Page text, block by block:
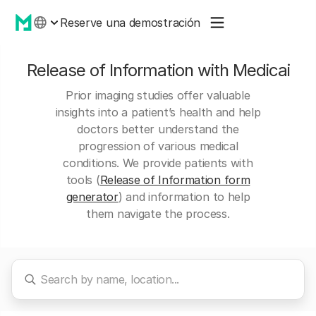
Reserve una demostración
Release of Information with Medicai
Prior imaging studies offer valuable
insights into a patient’s health and help
doctors better understand the
progression of various medical
conditions. We provide patients with
tools (Release of Information form
generator) and information to help
them navigate the process.